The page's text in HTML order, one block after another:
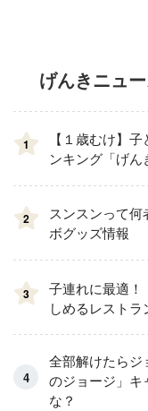
げんきニュ
1
【１歳むけ】
ンキング「げ
2
スンスンって
ボグッズ情報
3
子連れに最適
しめるレストラ
全部解けたら
のジョージ」キ
な？